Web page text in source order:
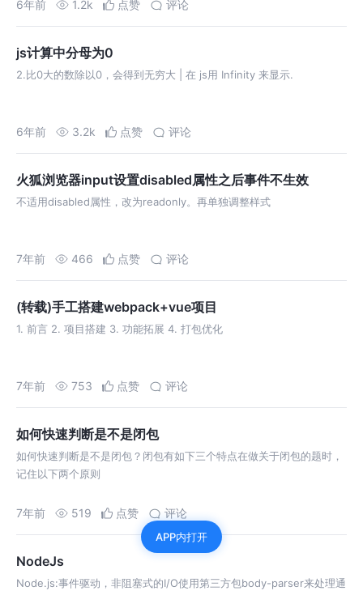
6年前 1.2k 点赞 评论
js计算中分母为0
2.比0大的数除以0，会得到无穷大 | 在 js用 Infinity 来显示.
6年前 3.2k 点赞 评论
火狐浏览器input设置disabled属性之后事件不生效
不适用disabled属性，改为readonly。再单独调整样式
7年前 466 点赞 评论
(转载)手工搭建webpack+vue项目
1. 前言 2. 项目搭建 3. 功能拓展 4. 打包优化
7年前 753 点赞 评论
如何快速判断是不是闭包
如何快速判断是不是闭包？闭包有如下三个特点在做关于闭包的题时，
记住以下两个原则
7年前 519 点赞 评论
NodeJs
Node.js:事件驱动，非阻塞式的I/O使用第三方包body-parser来处理通
APP内打开